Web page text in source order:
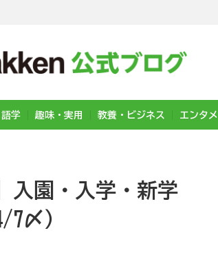
学 趣味・実用 教養・ビジネス エンタメ
入園・入学・新学
〆）